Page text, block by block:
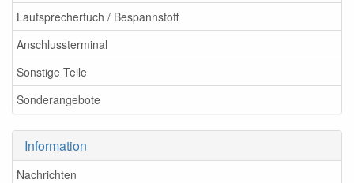
Lautsprechertuch / Bespannstoff
Anschlussterminal
Sonstige Teile
Sonderangebote
Information
Nachrichten